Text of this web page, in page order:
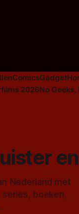
ComicsGadget
2026No Geeks,
Nederland met
boeken,